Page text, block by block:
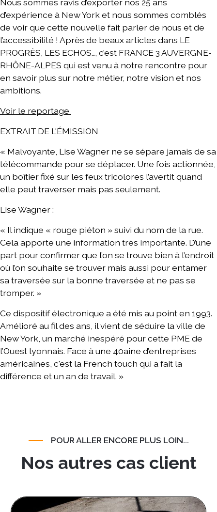
Nous sommes ravis d’exporter nos 25 ans
d’expérience à New York et nous sommes comblés
de voir que cette nouvelle fait parler de nous et de
l’accessibilité ! Après de beaux articles dans LE
PROGRÈS, LES ECHOS…, c’est FRANCE 3 AUVERGNE-
RHÔNE-ALPES qui est venu à notre rencontre pour
en savoir plus sur notre métier, notre vision et nos
ambitions.
Voir le reportage
EXTRAIT DE L'ÉMISSION
« Malvoyante, Lise Wagner ne se sépare jamais de sa
télécommande pour se déplacer. Une fois actionnée,
un boîtier fixé sur les feux tricolores l’avertit quand
elle peut traverser mais pas seulement.
Lise Wagner :
« Il indique « rouge piéton » suivi du nom de la rue.
Cela apporte une information très importante. D’une
part pour confirmer que l’on se trouve bien à l’endroit
où l’on souhaite se trouver mais aussi pour entamer
sa traversée sur la bonne traversée et ne pas se
tromper. »
Ce dispositif électronique a été mis au point en 1993.
Amélioré au fil des ans, il vient de séduire la ville de
New York, un marché inespéré pour cette PME de
l’Ouest lyonnais. Face à une 40aine d’entreprises
américaines, c'est la French touch qui a fait la
différence et un an de travail. »
POUR ALLER ENCORE PLUS LOIN...
Nos autres cas client